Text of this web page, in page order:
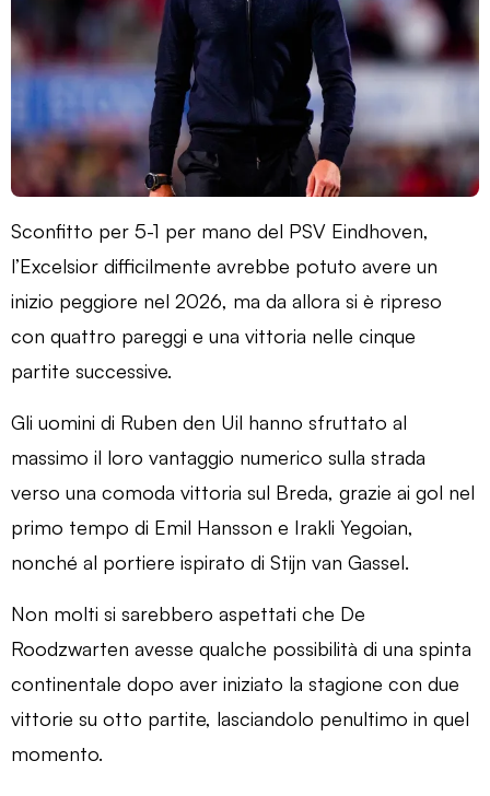
Sconfitto per 5-1 per mano del PSV Eindhoven,
l’Excelsior difficilmente avrebbe potuto avere un
inizio peggiore nel 2026, ma da allora si è ripreso
con quattro pareggi e una vittoria nelle cinque
partite successive.
Gli uomini di Ruben den Uil hanno sfruttato al
massimo il loro vantaggio numerico sulla strada
verso una comoda vittoria sul Breda, grazie ai gol nel
primo tempo di Emil Hansson e Irakli Yegoian,
nonché al portiere ispirato di Stijn van Gassel.
Non molti si sarebbero aspettati che De
Roodzwarten avesse qualche possibilità di una spinta
continentale dopo aver iniziato la stagione con due
vittorie su otto partite, lasciandolo penultimo in quel
momento.